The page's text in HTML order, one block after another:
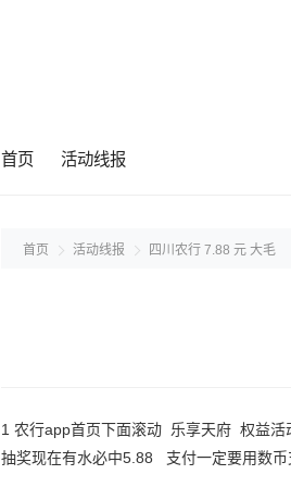
首页 活动线报
首页 活动线报 四川农行 7.88 元 大毛
1 农行app首页下面滚动 乐享天府 权益活
抽奖现在有水必中5.88 支付一定要用数